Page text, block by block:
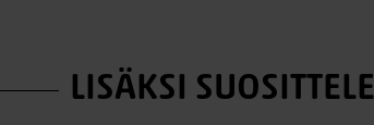
kanssa!LISÄKSI